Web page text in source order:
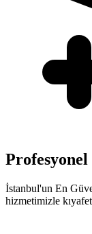
İstanbul'un En
hizmetimizle